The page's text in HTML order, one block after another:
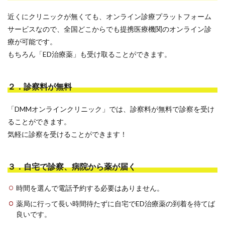
近くにクリニックが無くても、オンライン診療プラットフォーム
サービスなので、全国どこからでも提携医療機関のオンライン診
療が可能です。
もちろん「ED治療薬」も受け取ることができます。
２．診察料が無料
「DMMオンラインクリニック」では、診察料が無料で診察を受け
ることができます。
気軽に診察を受けることができます！
３．自宅で診察、病院から薬が届く
時間を選んで電話予約する必要はありません。
薬局に行って長い時間待たずに自宅でED治療薬の到着を待てば
良いです。